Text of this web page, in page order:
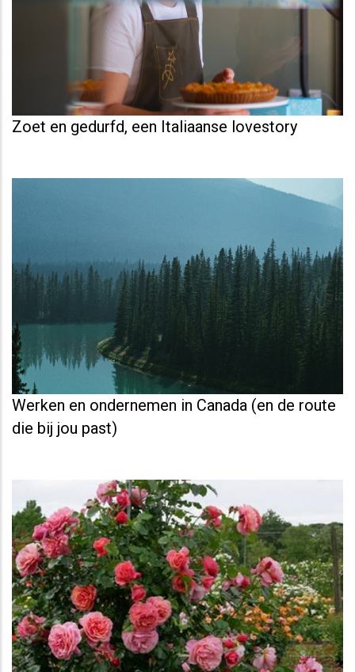
Zoet en gedurfd, een Italiaanse lovestory
Werken en ondernemen in Canada (en de route
die bij jou past)